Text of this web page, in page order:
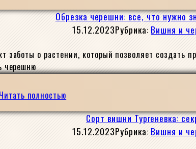
Обрезка черешни: все, что нужно
15.12.2023Рубрика: Вишня и
заботы о растении, который позволяет
черешню
Читать полностью
Сорт вишни Тургеневка:
15.12.2023Рубрика: Вишня и